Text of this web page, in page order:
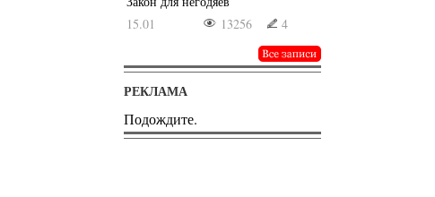
15.01
13256 4
РЕКЛАМА
Подождите.